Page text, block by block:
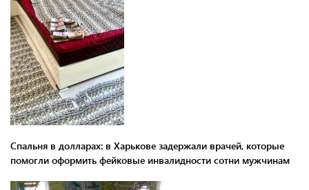
Спальня в долларах: в Харькове задержали врачей, которые
помогли оформить фейковые инвалидности сотни мужчинам